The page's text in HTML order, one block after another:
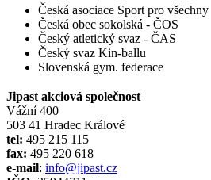
Česká asociace Sport pro všechny
Česká obec sokolská - ČOS
Český atletický svaz - ČAS
Český svaz Kin-ballu
Slovenská gym. federace
Jipast akciová společnost
Vážní 400
503 41 Hradec Králové
tel: 495 215 115
fax: 495 220 618
e-mail: info@jipast.cz